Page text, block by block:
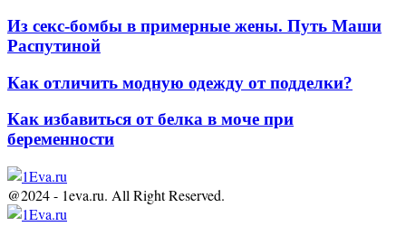
Из секс-бомбы в примерные жены. Путь Маши
Распутиной
Как отличить модную одежду от подделки?
Как избавиться от белка в моче при
беременности
@2024 - 1eva.ru. All Right Reserved.